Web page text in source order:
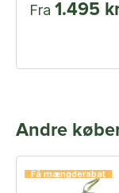
Fra 1.495
Andre
Få mængderabat